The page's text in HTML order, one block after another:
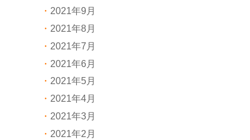
2021年9月
2021年8月
2021年7月
2021年6月
2021年5月
2021年4月
2021年3月
2021年2月